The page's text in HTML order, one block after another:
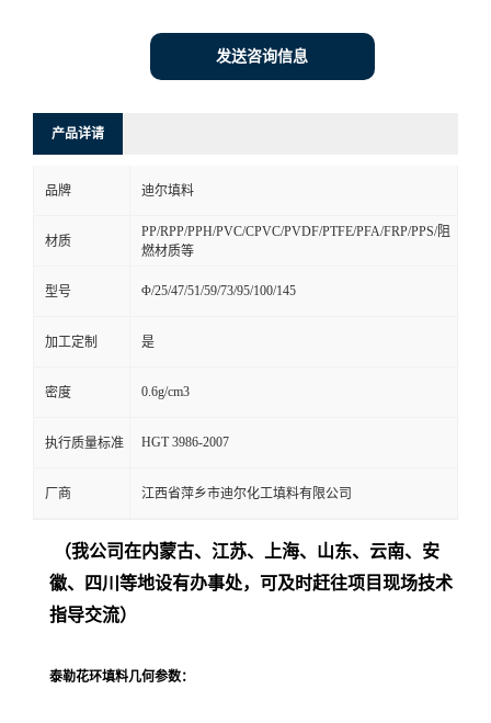
发送咨询信息
产品详请
品牌 迪尔填料
材质
PP/RPP/PPH/PVC/CPVC/PVDF/PTFE/PFA/FRP/PPS/阻
燃材质等
型号 Φ/25/47/51/59/73/95/100/145
加工定制 是
密度 0.6g/cm3
执行质量标准 HGT 3986-2007
厂商 江西省萍乡市迪尔化工填料有限公司
（我公司在内蒙古、江苏、上海、山东、云南、安
徽、四川等地设有办事处，可及时赶往项目现场技术
指导交流）
泰勒花环填料几何参数：